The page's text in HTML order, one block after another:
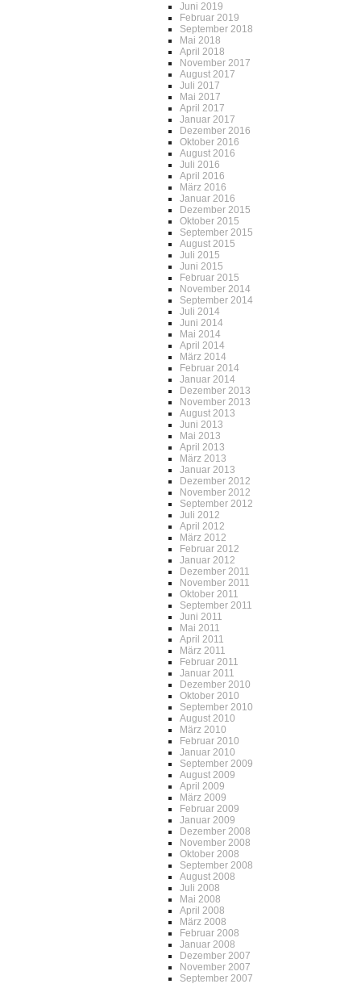
Juni 2019
Februar 2019
September 2018
Mai 2018
April 2018
November 2017
August 2017
Juli 2017
Mai 2017
April 2017
Januar 2017
Dezember 2016
Oktober 2016
August 2016
Juli 2016
April 2016
März 2016
Januar 2016
Dezember 2015
Oktober 2015
September 2015
August 2015
Juli 2015
Juni 2015
Februar 2015
November 2014
September 2014
Juli 2014
Juni 2014
Mai 2014
April 2014
März 2014
Februar 2014
Januar 2014
Dezember 2013
November 2013
August 2013
Juni 2013
Mai 2013
April 2013
März 2013
Januar 2013
Dezember 2012
November 2012
September 2012
Juli 2012
April 2012
März 2012
Februar 2012
Januar 2012
Dezember 2011
November 2011
Oktober 2011
September 2011
Juni 2011
Mai 2011
April 2011
März 2011
Februar 2011
Januar 2011
Dezember 2010
Oktober 2010
September 2010
August 2010
März 2010
Februar 2010
Januar 2010
September 2009
August 2009
April 2009
März 2009
Februar 2009
Januar 2009
Dezember 2008
November 2008
Oktober 2008
September 2008
August 2008
Juli 2008
Mai 2008
April 2008
März 2008
Februar 2008
Januar 2008
Dezember 2007
November 2007
September 2007